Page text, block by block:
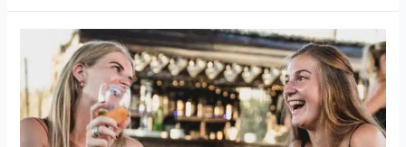
villa
groepen
van